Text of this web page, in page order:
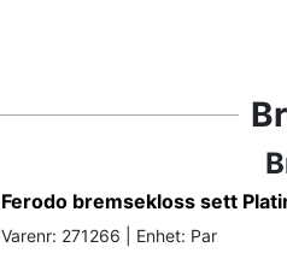
Ferodo bremsekloss sett
Varenr: 271266 | Enhet: Par